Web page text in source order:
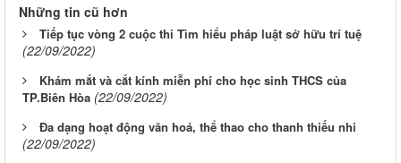
Những tin cũ hơn
Tiếp tục vòng 2 cuộc thi Tìm hiểu pháp luật sở hữu trí tuệ
(22/09/2022)
Khám mắt và cắt kính miễn phí cho học sinh THCS của
TP.Biên Hòa (22/09/2022)
Đa dạng hoạt động văn hoá, thể thao cho thanh thiếu nhi
(22/09/2022)